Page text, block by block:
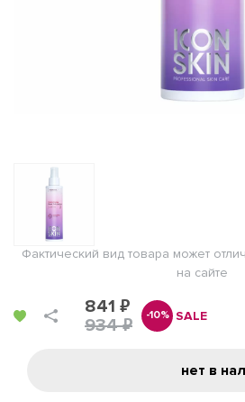
Фактический вид товара может
на сайте
841 ₽
934 ₽
-10% SALE
нет в